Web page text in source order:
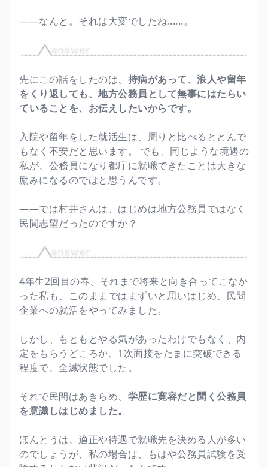
――なんと。それは大変でしたね......。
先にこの話をしたのは、 持病があって、浪人や留年
をくり返しても、地方公務員として無事にはたらい
ていることを、お伝えしたいからです。
入院や留年をした就活生は、周りと比べるととんで
もなく不安だと思います。 でも、同じような境遇の
私が、公務員になり都庁に就職できたことは大きな
励みになるのではと思うんです。
――では村井さんは、はじめは地方公務員ではなく
民間志望だったのですか？
4年生2回目の春、それまで将来と向き合ってこなか
った私も、このままではまずいと思いはじめ、民間
企業への就活をやってみました。
しかし、もともとやる気があったわけでもなく、内
定をもらうどころか、1次面接をたまに突破できる
程度で、全滅状態でした。
それで民間はあきらめ、 学歴に寛容だと聞く公務員
を意識しはじめました。
ほんとうは、適正や待遇で就職先を決める人が多い
のでしょうが、私の場合は、もはや公務員試験を受